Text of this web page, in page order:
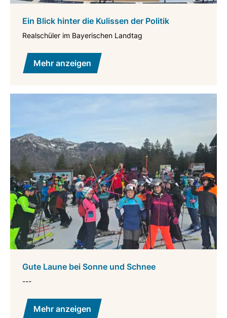
Ein Blick hinter die Kulissen der Politik
Realschüler im Bayerischen Landtag
Mehr anzeigen
Gute Laune bei Sonne und Schnee
---
Mehr anzeigen